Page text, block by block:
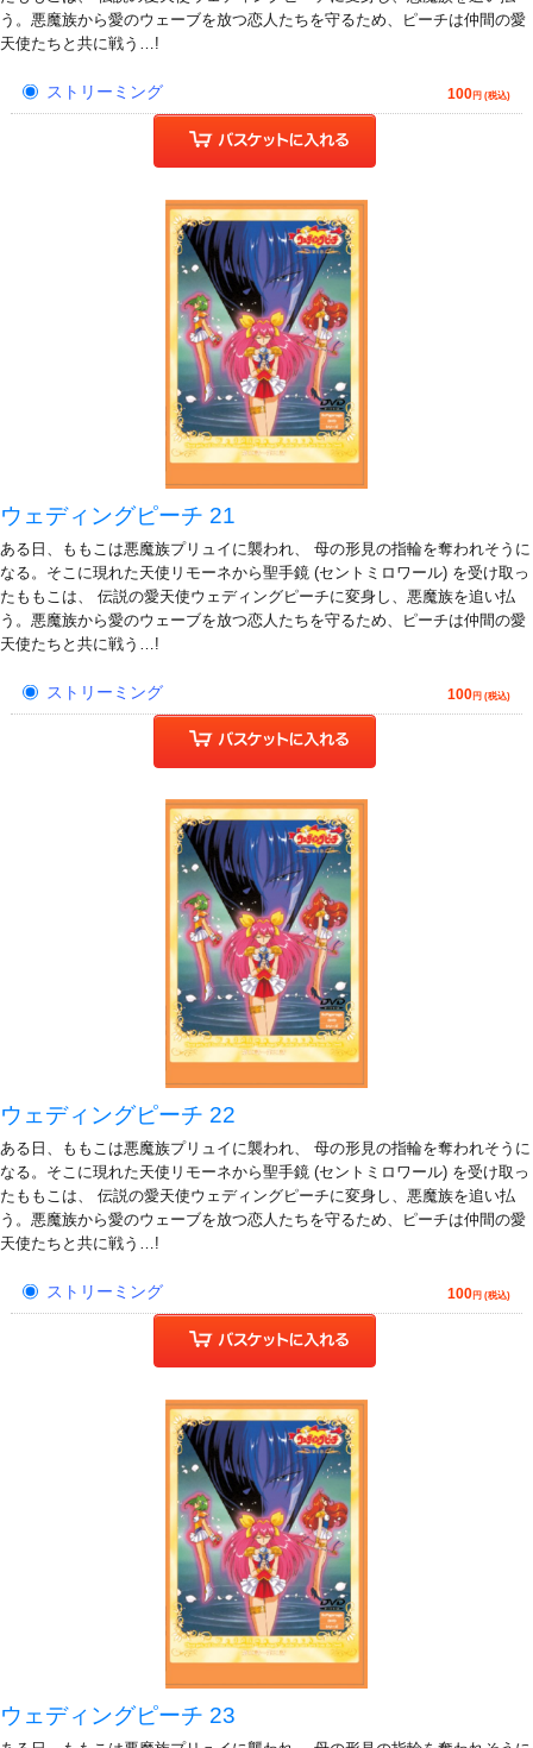
う。悪魔族から愛のウェーブを放つ恋人たちを守るため、ピーチは仲間の愛
天使たちと共に戦う…!
ストリーミング 100円 (税込)
ウェディングピーチ 21
ある日、ももこは悪魔族プリュイに襲われ、 母の形見の指輪を奪われそうに
なる。そこに現れた天使リモーネから聖手鏡 (セントミロワール) を受け取っ
たももこは、 伝説の愛天使ウェディングピーチに変身し、悪魔族を追い払
う。悪魔族から愛のウェーブを放つ恋人たちを守るため、ピーチは仲間の愛
天使たちと共に戦う…!
ストリーミング 100円 (税込)
ウェディングピーチ 22
ある日、ももこは悪魔族プリュイに襲われ、 母の形見の指輪を奪われそうに
なる。そこに現れた天使リモーネから聖手鏡 (セントミロワール) を受け取っ
たももこは、 伝説の愛天使ウェディングピーチに変身し、悪魔族を追い払
う。悪魔族から愛のウェーブを放つ恋人たちを守るため、ピーチは仲間の愛
天使たちと共に戦う…!
ストリーミング 100円 (税込)
ウェディングピーチ 23